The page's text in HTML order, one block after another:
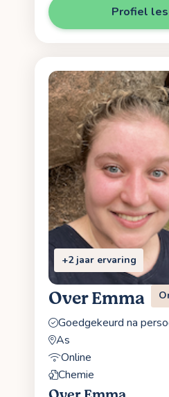
Profiel
+2 jaar ervaring
Over Emma
Goedgekeurd na
As
Online
Chemie